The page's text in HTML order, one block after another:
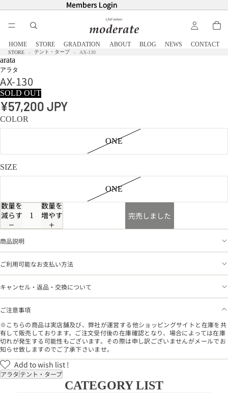
Members Login
Members Login
HOME STORE GRADATION ABOUT BLOG NEWS CONTACT
STORE テント・タープ AX-130
arata
アラタ
AX-130
SOLD OUT
¥57,200 JPY
COLOR
ONE
SIZE
ONE
数量を
減らす
数量を
増やす
完売しました
商品説明
ご利用可能なお支払い方法
キャンセル・返品・交換について
ご注意事項
※こちらの商品は実店舗及び、弊社が運営する他ショッピングサイトと在庫を共
有して販売しております。ご注文受付後の在庫確認となり、場合によっては在庫
切れが発生する可能性もございます。その際は申し訳ございませんがメールでお
知らせ致しますのでご了承下さいませ。
Add to wish list !
アラタ テント・タープ
CATEGORY LIST